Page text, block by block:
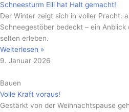
Schneesturm Elli hat Halt gemacht!
Der Winter zeigt sich in voller Pracht:
Schneegestöber bedeckt – ein
selten erleben.
Weiterlesen »
9. Januar 2026
Bauen
Volle Kraft voraus!
Gestärkt von der Weihnachtspause